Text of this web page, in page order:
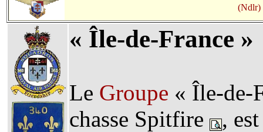
(Ndlr)
« Île-de-France »
Le Groupe « Île-de-
chasse Spitfire
,